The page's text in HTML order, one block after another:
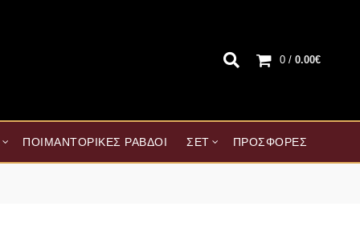
0 / 0.00€
ΠΟΙΜΑΝΤΟΡΙΚΈΣ ΡΆΒΔΟΙ ΣΕΤ ΠΡΟΣΦΟΡΈΣ